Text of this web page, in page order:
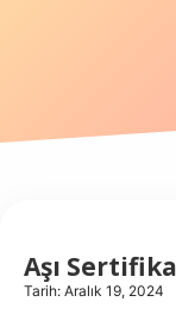
Anasayfa
Hakkımızda
Aşı
Tarih: Aralık 19, 2024